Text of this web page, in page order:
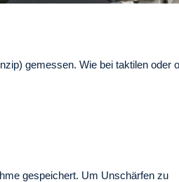
gemessen. Wie bei taktilen oder
gespeichert. Um Unschärfen zu